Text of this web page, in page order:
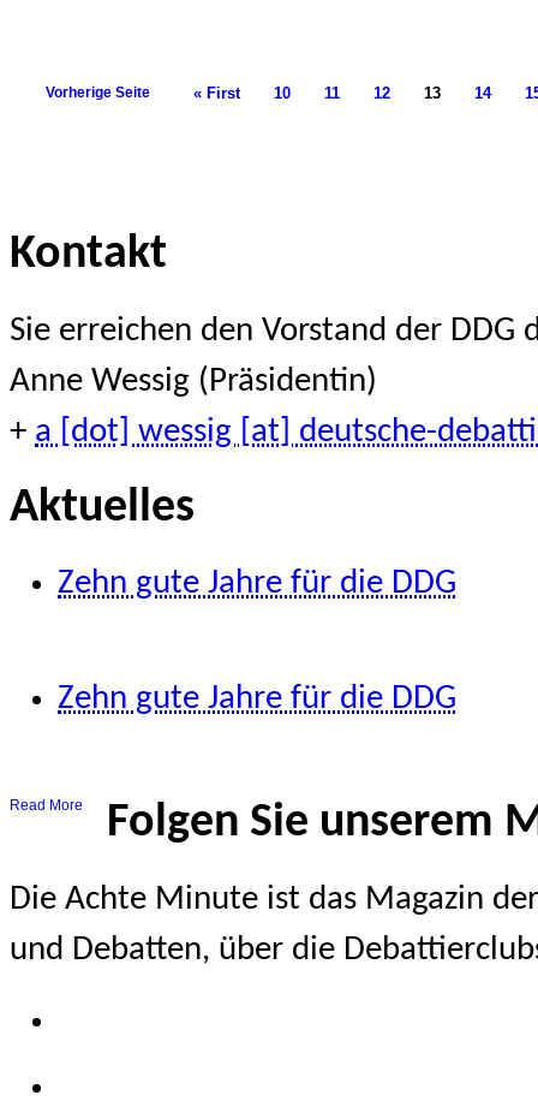
Vorherige Seite « First 10 11 12 13 14
Kontakt
Sie erreichen den Vorstand der DDG
Anne Wessig (Präsidentin)
+ a [dot] wessig [at] deutsche-
Aktuelles
Zehn gute Jahre für die DDG
Zehn gute Jahre für die DDG
Read More Folgen Sie unserem
Die Achte Minute ist das Magazin
und Debatten, über die